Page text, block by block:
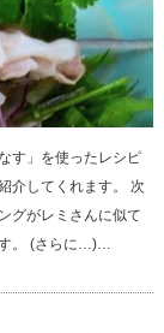
す」を使ったレシピ
介してくれます。 次
グがレミさんに似て
す。 (さらに…)…